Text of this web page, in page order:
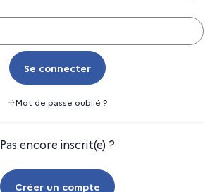
Se connecter
Se connecter
Mot de passe oublié ?
Pas encore inscrit(e) ?
Créer un compte